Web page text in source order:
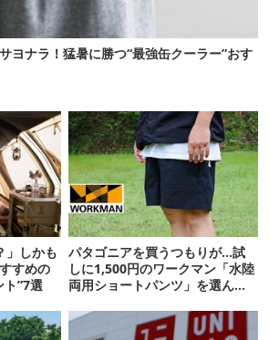
ヨナラ！猛暑に勝つ“最強缶クーラー”おす
」しかも
すめの
ト”7選
パタゴニアを買うつもりが…試
しに1,500円のワークマン「水陸
両用ショートパンツ」を選んだ